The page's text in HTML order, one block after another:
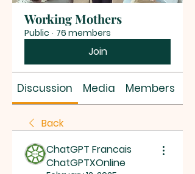
Working Mothers
Public · 76 members
Join
Discussion Media Members
Back
ChatGPT Francais
ChatGPTXOnline